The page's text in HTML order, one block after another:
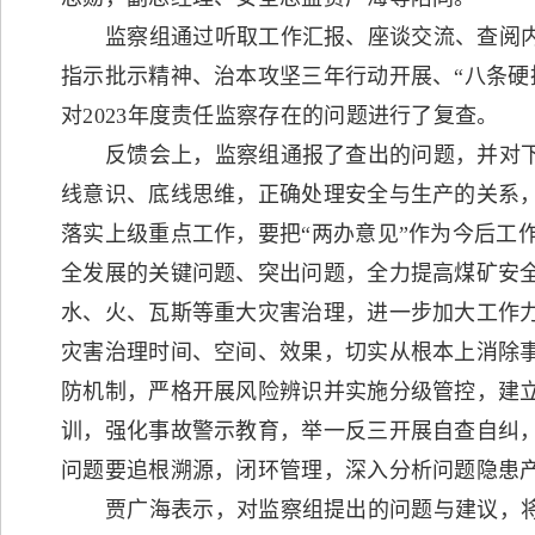
监察组通过听取工作汇报、座谈交流、查
指示批示精神、治本攻坚三年行动开展、“八条
对2023年度责任监察存在的问题进行了复查。
反馈会上，监察组通报了查出的问题，并
线意识、底线思维，正确处理安全与生产的关
落实上级重点工作，要把“两办意见”作为今后工
全发展的关键问题、突出问题，全力提高煤矿安
水、火、瓦斯等重大灾害治理，进一步加大工
灾害治理时间、空间、效果，切实从根本上消
防机制，严格开展风险辨识并实施分级管控，
训，强化事故警示教育，举一反三开展自查自纠
问题要追根溯源，闭环管理，深入分析问题隐患
贾广海表示，对监察组提出的问题与建议